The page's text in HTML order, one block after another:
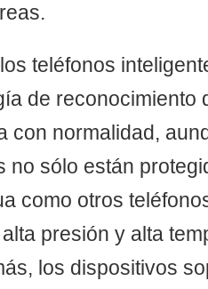
teléfonos
de reconocimiento
con normalidad,
no sólo están
como otros
presión y alta
los dispositivos